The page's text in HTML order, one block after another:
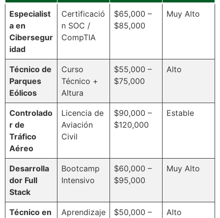
Especialist
a en
Cibersegur
idad
Certificació
n SOC /
CompTIA
$65,000 –
$85,000
Muy Alto
Técnico de
Parques
Eólicos
Curso
Técnico +
Altura
$55,000 –
$75,000
Alto
Controlado
r de
Tráfico
Aéreo
Licencia de
Aviación
Civil
$90,000 –
$120,000
Estable
Desarrolla
dor Full
Stack
Bootcamp
Intensivo
$60,000 –
$95,000
Muy Alto
Técnico en
Aprendizaje
$50,000 –
Alto